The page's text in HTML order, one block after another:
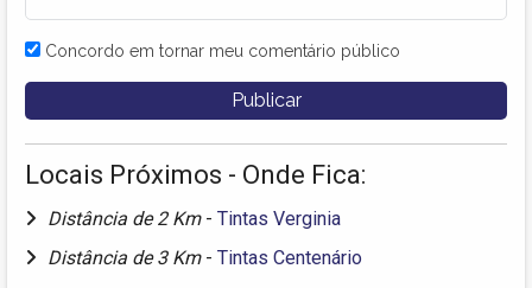
Concordo em tornar meu comentário público
Locais Próximos - Onde Fica:
Distância de 2 Km - Tintas Verginia
Distância de 3 Km - Tintas Centenário